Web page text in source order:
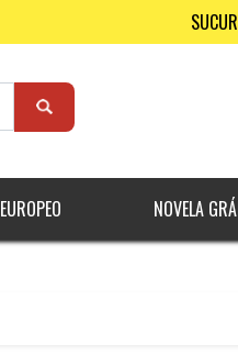
EUROPEO NOVELA